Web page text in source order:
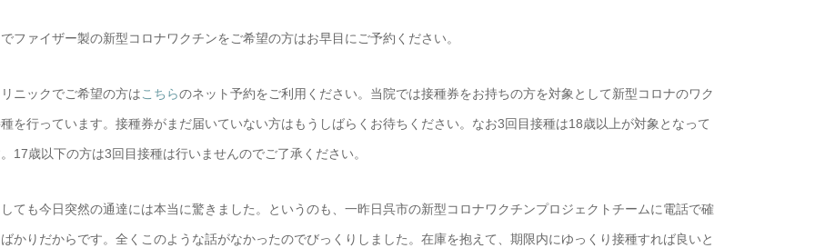
ファイザー製の新型コロナワクチンをご希望の方はお早目にご予約ください。
ニックでご希望の方はこちらのネット予約をご利用ください。当院では接種券をお持ちの方を対象として新型コロナのワク
を行っています。接種券がまだ届いていない方はもうしばらくお待ちください。なお3回目接種は18歳以上が対象となって
17歳以下の方は3回目接種は行いませんのでご了承ください。
ても今日突然の通達には本当に驚きました。というのも、一昨日呉市の新型コロナワクチンプロジェクトチームに電話で確
かりだからです。全くこのような話がなかったのでびっくりしました。在庫を抱えて、期限内にゆっくり接種すれば良いと